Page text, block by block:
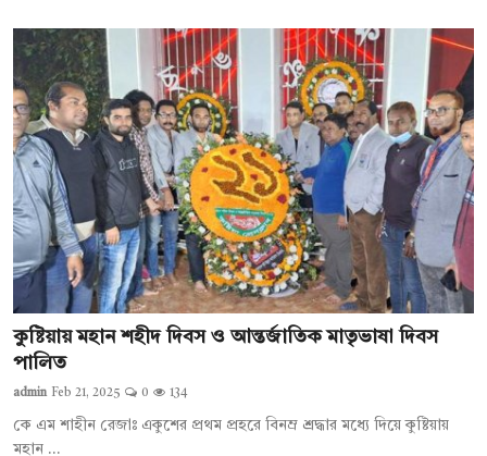
কুষ্টিয়ায় মহান শহীদ দিবস ও আন্তর্জাতিক মাতৃভাষা দিবস
পালিত
admin Feb 21, 2025 0 134
কে এম শাহীন রেজাঃ একুশের প্রথম প্রহরে বিনম্র শ্রদ্ধার মধ্যে দিয়ে কুষ্টিয়ায়
মহান ...